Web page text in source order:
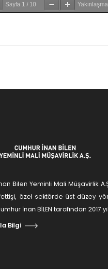
Sayfa 1 / 10 Yakınlaşma
Bilen Yeminli Mali Müşavirlik
özel sektörde üst düzey
İnan BİLEN tarafından 2017
Bilgi